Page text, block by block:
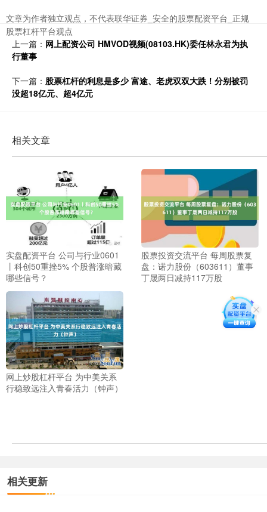
文章为作者独立观点，不代表联华证券_安全的股票配资平台_正规
股票杠杆平台观点
上一篇： 网上配资公司 HMVOD视频(08103.HK)委任林永君为执
行董事
下一篇： 股票杠杆的利息是多少 富途、老虎双双大跌！分别被罚
没超18亿元、超4亿元
相关文章
实盘配资平台 公司与行业0601
丨科创50重挫5% 个股普涨暗藏
哪些信号？
股票投资交流平台 每周股票复
盘：诺力股份（603611）董事
丁晟两日减持117万股
网上炒股杠杆平台 为中美关系
行稳致远注入青春活力（钟声）
相关更新